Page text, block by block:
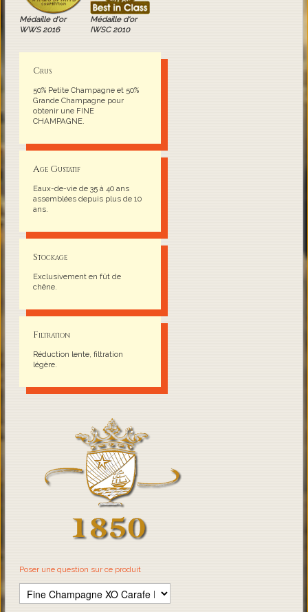
Médaille d'or
WWS 2016
Médaille d'or
IWSC 2010
Crus
50% Petite Champagne et 50%
Grande Champagne pour
obtenir une FINE
CHAMPAGNE.
Age Gustatif
Eaux-de-vie de 35 à 40 ans
assemblées depuis plus de 10
ans.
Stockage
Exclusivement en fût de
chêne.
Filtration
Réduction lente, filtration
légère.
Poser une question sur ce produit